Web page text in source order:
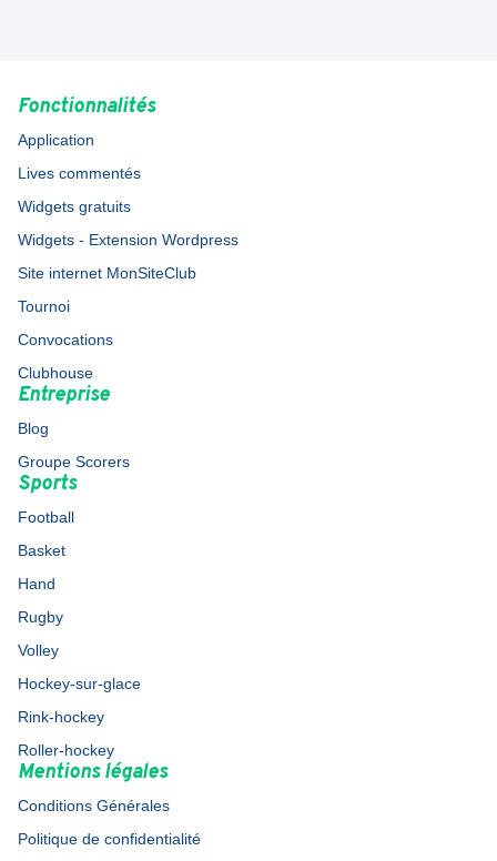
Fonctionnalités
Application
Lives commentés
Widgets gratuits
Widgets - Extension Wordpress
Site internet MonSiteClub
Tournoi
Convocations
Clubhouse
Entreprise
Blog
Groupe Scorers
Sports
Football
Basket
Hand
Rugby
Volley
Hockey-sur-glace
Rink-hockey
Roller-hockey
Mentions légales
Conditions Générales
Politique de confidentialité